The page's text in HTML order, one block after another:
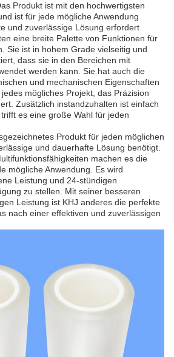
Produkt ist mit den hochwertigsten
ist für jede mögliche Anwendung
und zuverlässige Lösung erfordert.
eine breite Palette von Funktionen für
Sie ist in hohem Grade vielseitig und
dass sie in den Bereichen mit
werden kann. Sie hat auch die
und mechanischen Eigenschaften
mögliches Projekt, das Präzision
Zusätzlich instandzuhalten ist einfach
es eine große Wahl für jeden
Produkt für jeden möglichen
und dauerhafte Lösung benötigt.
machen es die
mögliche Anwendung. Es wird
Leistung und 24-stündigen
zu stellen. Mit seiner besseren
Leistung ist KHJ anderes die perfekte
nach einer effektiven und zuverlässigen